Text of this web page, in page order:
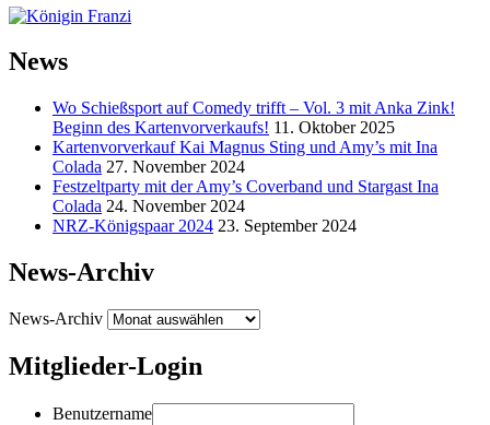
News
Wo Schießsport auf Comedy trifft – Vol. 3 mit Anka Zink!
Beginn des Kartenvorverkaufs! 11. Oktober 2025
Kartenvorverkauf Kai Magnus Sting und Amy’s mit Ina
Colada 27. November 2024
Festzeltparty mit der Amy’s Coverband und Stargast Ina
Colada 24. November 2024
NRZ-Königspaar 2024 23. September 2024
News-Archiv
News-Archiv
Mitglieder-Login
Benutzername